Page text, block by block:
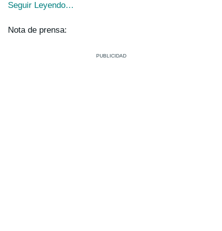
Seguir Leyendo…
Nota de prensa: